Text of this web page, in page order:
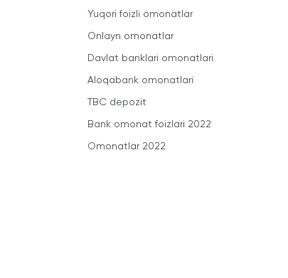
Yuqori foizli omonatlar
Onlayn omonatlar
Davlat banklari omonatlari
Aloqabank omonatlari
TBC depozit
Bank omonat foizlari 2022
Omonatlar 2022